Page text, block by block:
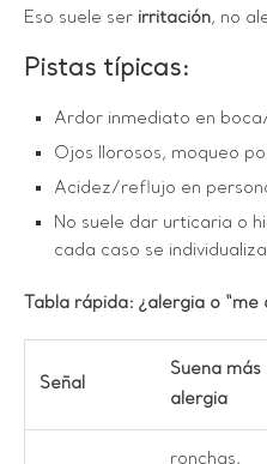
Eso suele ser irritación, no
Pistas típicas:
Ardor inmediato en
Ojos llorosos, moqueo
Acidez/reflujo en
No suele dar urticaria o
cada caso se
Tabla rápida: ¿alergia o “me
Señal
Suena más
alergia
ronchas,